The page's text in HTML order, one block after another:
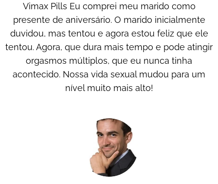
Vimax Pills Eu comprei meu marido como
presente de aniversário. O marido inicialmente
duvidou, mas tentou e agora estou feliz que ele
tentou. Agora, que dura mais tempo e pode atingir
orgasmos múltiplos, que eu nunca tinha
acontecido. Nossa vida sexual mudou para um
nível muito mais alto!